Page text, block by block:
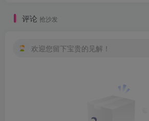
评论 抢沙发
欢迎您留下宝贵的见解！